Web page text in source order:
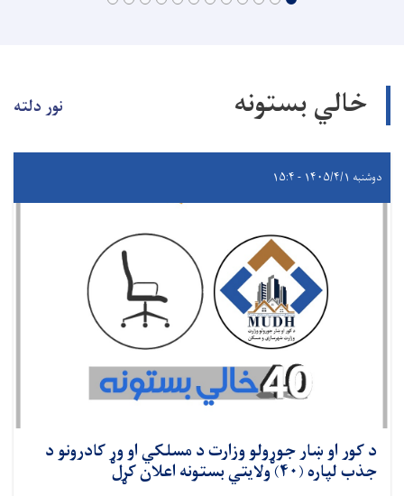
خالي بستونه نور دلته
دوشنبه ۱۴۰۵/۴/۱ - ۱۵:۴
د کور او ښار جوړولو وزارت د مسلکي او وړ کادرونو د
جذب لپاره (۴۰) ولایتي بستونه اعلان کړل